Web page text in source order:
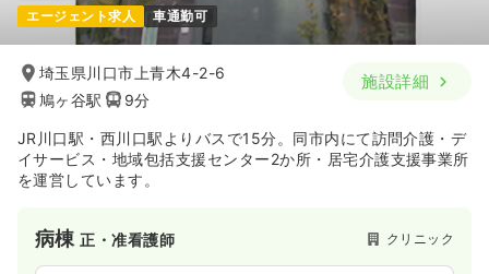
エージェント求人 車通勤可
埼玉県川口市上青木4-2-6
鳩ヶ谷駅
9分
施設詳細
JR川口駅・西川口駅よりバスで15分。同市内にて訪問介護・デ
イサービス・地域包括支援センター2か所・居宅介護支援事業所
を運営しています。
病棟正・准看護師 クリニック